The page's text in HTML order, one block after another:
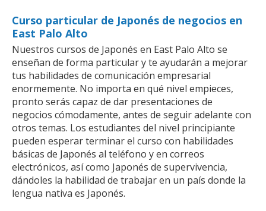
Curso particular de Japonés de negocios en
East Palo Alto
Nuestros cursos de Japonés en East Palo Alto se
enseñan de forma particular y te ayudarán a mejorar
tus habilidades de comunicación empresarial
enormemente. No importa en qué nivel empieces,
pronto serás capaz de dar presentaciones de
negocios cómodamente, antes de seguir adelante con
otros temas. Los estudiantes del nivel principiante
pueden esperar terminar el curso con habilidades
básicas de Japonés al teléfono y en correos
electrónicos, así como Japonés de supervivencia,
dándoles la habilidad de trabajar en un país donde la
lengua nativa es Japonés.